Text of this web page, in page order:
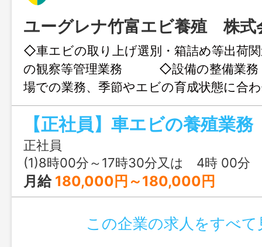
ユーグレナ竹富エビ養殖 株式
◇車エビの取り上げ選別・箱詰め等出
の観察等管理業務 ◇設備の整備業
場での業務、季節やエビの育成状態に合
など も学ぶことができます。 ※繁忙期
６月上旬）には、早出残業があります。
４：００～５：００の早出がある場合に
付 ※石垣からの通勤不可 従事すべき
囲：なし
【正社員】車エビの養殖業務
正社員
(1)8時00分～17時30分又は 4時 00分 ～ 18時 00
月給 180,000円～180,000円
この企業の求人をすべて